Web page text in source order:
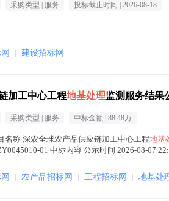
采购类型 | 服务 投标截止时间 | 2026-08-18
| 建设招标网
加工中心工程地基处理监测服务结果
采购类型 | 服务 中标金额 | 88.48万
名称 深农全球农产品供应链加工中心工程地基
01 中标内容 公示时间 2026-08-07
| 农产品招标网 | 工程招标网 | 地基处